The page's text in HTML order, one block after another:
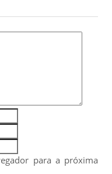
para a próxima